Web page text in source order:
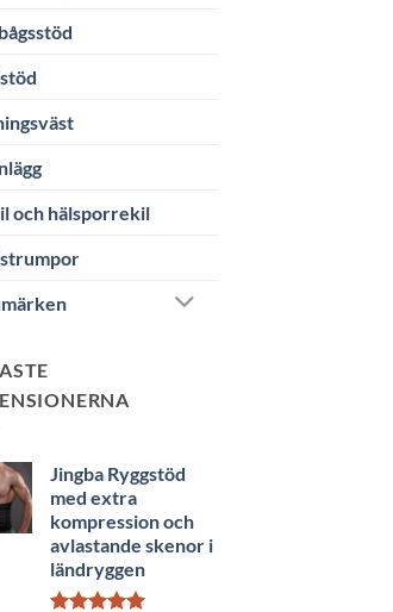
och hälsporrekil
Jingba Ryggstöd
med extra
kompression och
avlastande skenor i
ländryggen